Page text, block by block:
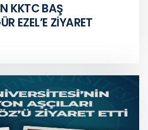
KKTC BAŞ
EZEL’E ZİYARET